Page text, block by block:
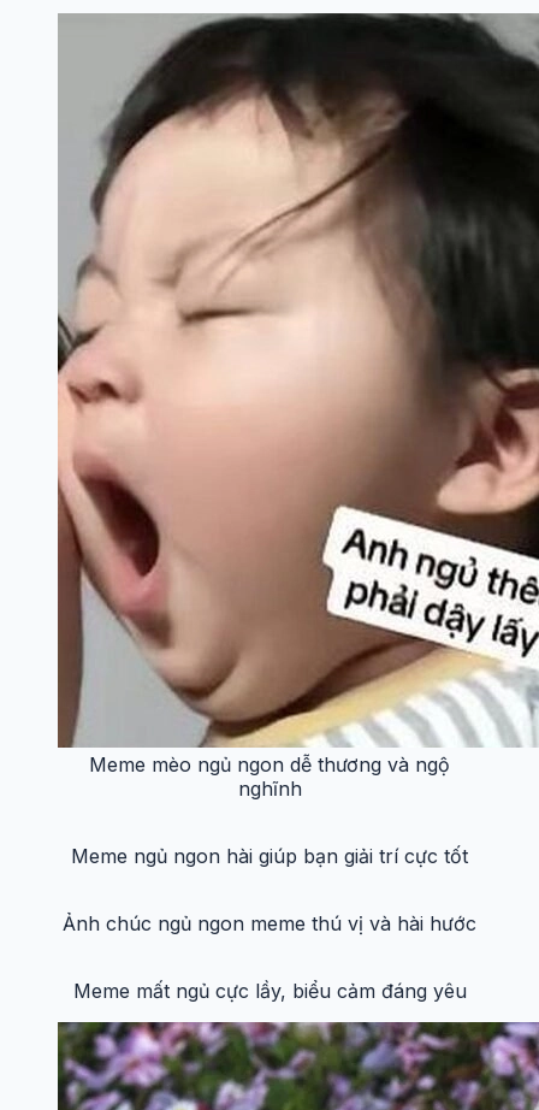
Meme mèo ngủ ngon dễ thương và ngộ
nghĩnh